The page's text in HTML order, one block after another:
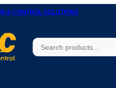
& CONTROL SOLUTIONS